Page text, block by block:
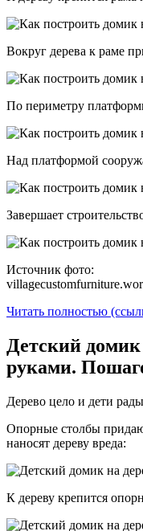
Вокруг дерева к раме
По периметру
Над платформой
Завершает
Источник фото:
Читать полностью
Детский домик
руками.
Дерево цело и дети
Опорные столбы
наносят дереву вреда:
К дереву крепится